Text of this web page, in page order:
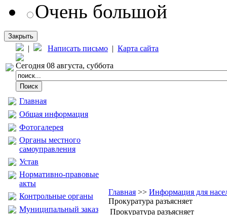
Очень большой
Закрыть
| Написать письмо | Карта сайта
Сегодня 08 августа, суббота
Главная
Общая информация
Фотогалерея
Органы местного
самоуправления
Устав
Нормативно-правовые
акты
Контрольные органы
Муниципальный заказ
Главная >> Информация для
Прокуратура разъясняет
Прокуратура разъясняет